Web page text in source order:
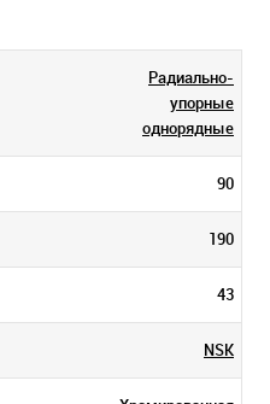
Радиально-
упорные
однорядные
90
190
43
NSK